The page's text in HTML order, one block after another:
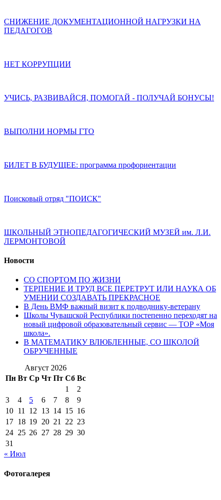
СНИЖЕНИЕ ДОКУМЕНТАЦИОННОЙ НАГРУЗКИ НА
ПЕДАГОГОВ
НЕТ КОРРУПЦИИ
УЧИСЬ, РАЗВИВАЙСЯ, ПОМОГАЙ - ПОЛУЧАЙ БОНУСЫ!
ВЫПОЛНИ НОРМЫ ГТО
БИЛЕТ В БУДУЩЕЕ: программа профориентации
Поисковый отряд "ПОИСК"
ШКОЛЬНЫЙ ЭТНОПЕДАГОГИЧЕСКИЙ МУЗЕЙ им. Л.И.
ЛЕРМОНТОВОЙ
Новости
СО СПОРТОМ ПО ЖИЗНИ
ТЕРПЕНИЕ И ТРУД ВСЕ ПЕРЕТРУТ ИЛИ НАУКА ОБ
УМЕНИИ СОЗДАВАТЬ ПРЕКРАСНОЕ
В День ВМФ важный визит к подводнику-ветерану
Школы Чувашской Республики постепенно переходят на
новый цифровой образовательный сервис — ТОР «Моя
школа».
В МАТЕМАТИКУ ВЛЮБЛЕННЫЕ, СО ШКОЛОЙ
ОБРУЧЕННЫЕ
Август 2026
Пн Вт Ср Чт Пт Сб Вс
1
2
3
4 5 6 7 8
9
10 11 12 13 14 15 16
17 18 19 20 21 22 23
24 25 26 27 28 29 30
31
« Июл
Фотогалерея